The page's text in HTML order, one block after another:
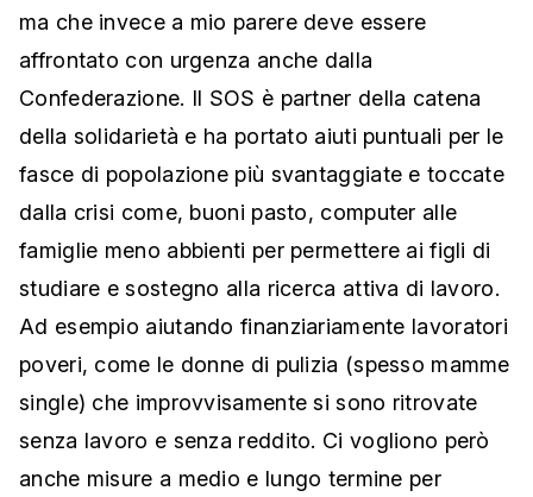
ma che invece a mio parere deve essere
affrontato con urgenza anche dalla
Confederazione. Il SOS è partner della catena
della solidarietà e ha portato aiuti puntuali per le
fasce di popolazione più svantaggiate e toccate
dalla crisi come, buoni pasto, computer alle
famiglie meno abbienti per permettere ai figli di
studiare e sostegno alla ricerca attiva di lavoro.
Ad esempio aiutando finanziariamente lavoratori
poveri, come le donne di pulizia (spesso mamme
single) che improvvisamente si sono ritrovate
senza lavoro e senza reddito. Ci vogliono però
anche misure a medio e lungo termine per